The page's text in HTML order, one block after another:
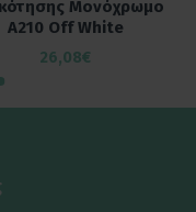
Μονόχρωμο
A210 Off White
26,08€